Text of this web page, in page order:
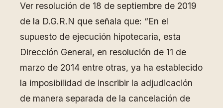
Ver resolución de 18 de septiembre de 2019
de la D.G.R.N que señala que: “En el
supuesto de ejecución hipotecaria, esta
Dirección General, en resolución de 11 de
marzo de 2014 entre otras, ya ha establecido
la imposibilidad de inscribir la adjudicación
de manera separada de la cancelación de